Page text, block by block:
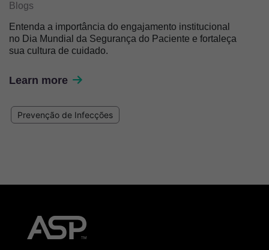
Blogs
Entenda a importância do engajamento institucional
no Dia Mundial da Segurança do Paciente e fortaleça
sua cultura de cuidado.
Learn more
Prevenção de Infecções